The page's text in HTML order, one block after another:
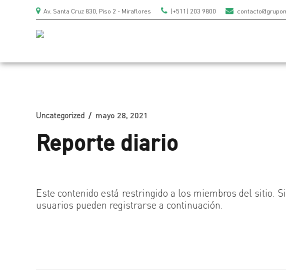
Av. Santa Cruz 830, Piso 2 - Miraflores (+511) 203 9800
Uncategorized mayo 28, 2021
Reporte diario
Este contenido está restringido a los miembros del sitio.
usuarios pueden registrarse a continuación.